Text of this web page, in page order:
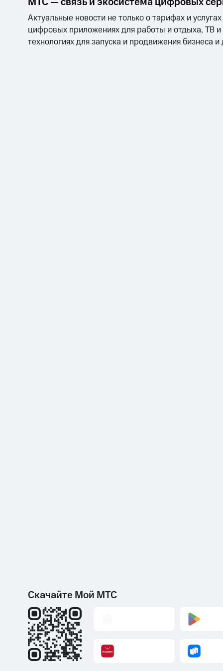
Актуальные новости не только о тарифах и
цифровых приложениях для работы и отдыха, ТВ
технологиях для запуска и продвижения бизнеса
Скачайте Мой МТС